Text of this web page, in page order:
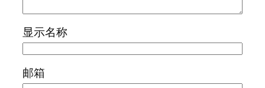
显示名称
邮箱